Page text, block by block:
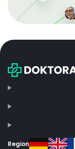
bei jeder
Region